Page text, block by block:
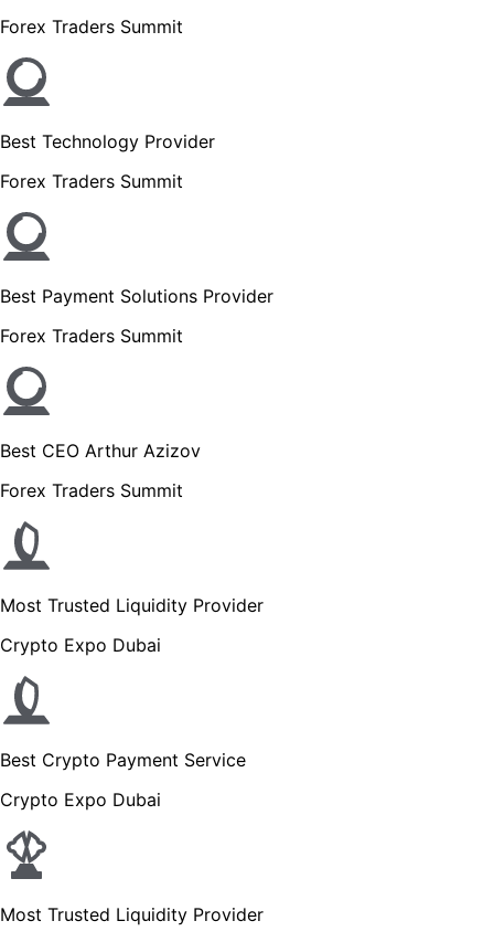
Forex Traders Summit
Best Technology Provider
Forex Traders Summit
Best Payment Solutions Provider
Forex Traders Summit
Best CEO Arthur Azizov
Forex Traders Summit
Most Trusted Liquidity Provider
Crypto Expo Dubai
Best Crypto Payment Service
Crypto Expo Dubai
Most Trusted Liquidity Provider